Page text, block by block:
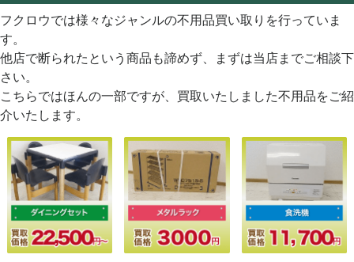
フクロウでは様々なジャンルの不用品買い取りを行っていま
す。
他店で断られたという商品も諦めず、まずは当店までご相談下
さい。
こちらではほんの一部ですが、買取いたしました不用品をご紹
介いたします。